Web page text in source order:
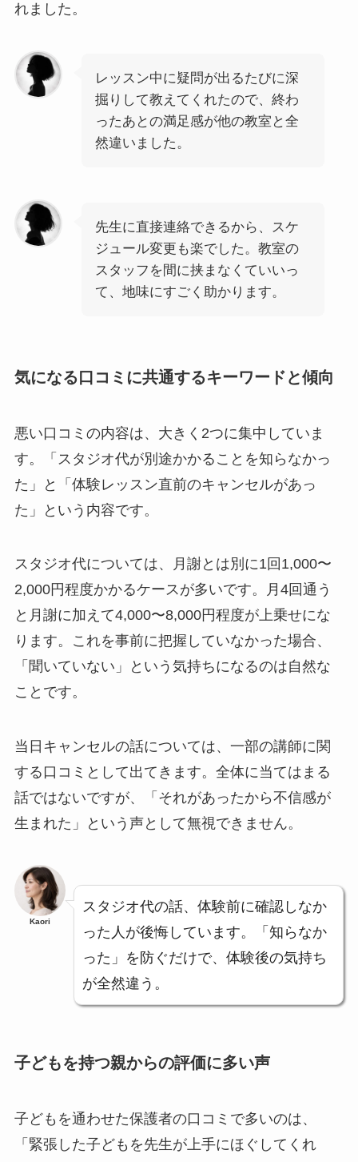
れました。
レッスン中に疑問が出るたびに深
掘りして教えてくれたので、終わ
ったあとの満足感が他の教室と全
然違いました。
先生に直接連絡できるから、スケ
ジュール変更も楽でした。教室の
スタッフを間に挟まなくていいっ
て、地味にすごく助かります。
気になる口コミに共通するキーワードと傾向
悪い口コミの内容は、大きく2つに集中していま
す。「スタジオ代が別途かかることを知らなかっ
た」と「体験レッスン直前のキャンセルがあっ
た」という内容です。
スタジオ代については、月謝とは別に1回1,000〜
2,000円程度かかるケースが多いです。月4回通う
と月謝に加えて4,000〜8,000円程度が上乗せにな
ります。これを事前に把握していなかった場合、
「聞いていない」という気持ちになるのは自然な
ことです。
当日キャンセルの話については、一部の講師に関
する口コミとして出てきます。全体に当てはまる
話ではないですが、「それがあったから不信感が
生まれた」という声として無視できません。
Kaori
スタジオ代の話、体験前に確認しなか
った人が後悔しています。「知らなか
った」を防ぐだけで、体験後の気持ち
が全然違う。
子どもを持つ親からの評価に多い声
子どもを通わせた保護者の口コミで多いのは、
「緊張した子どもを先生が上手にほぐしてくれ